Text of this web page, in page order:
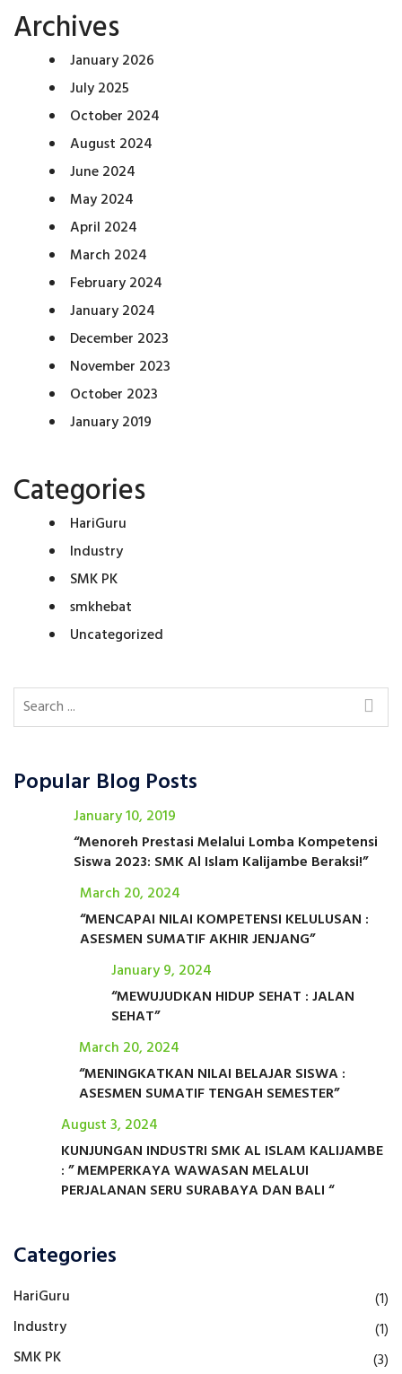
Archives
January 2026
July 2025
October 2024
August 2024
June 2024
May 2024
April 2024
March 2024
February 2024
January 2024
December 2023
November 2023
October 2023
January 2019
Categories
HariGuru
Industry
SMK PK
smkhebat
Uncategorized
Popular Blog Posts
January 10, 2019
“Menoreh Prestasi Melalui Lomba Kompetensi
Siswa 2023: SMK Al Islam Kalijambe Beraksi!”
March 20, 2024
“MENCAPAI NILAI KOMPETENSI KELULUSAN :
ASESMEN SUMATIF AKHIR JENJANG”
January 9, 2024
“MEWUJUDKAN HIDUP SEHAT : JALAN
SEHAT”
March 20, 2024
“MENINGKATKAN NILAI BELAJAR SISWA :
ASESMEN SUMATIF TENGAH SEMESTER”
August 3, 2024
KUNJUNGAN INDUSTRI SMK AL ISLAM KALIJAMBE
: ” MEMPERKAYA WAWASAN MELALUI
PERJALANAN SERU SURABAYA DAN BALI “
Categories
HariGuru
(1)
Industry
(1)
SMK PK
(3)